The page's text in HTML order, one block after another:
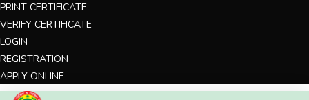
PRINT CERTIFICATE
VERIFY CERTIFICATE
LOGIN
REGISTRATION
APPLY ONLINE